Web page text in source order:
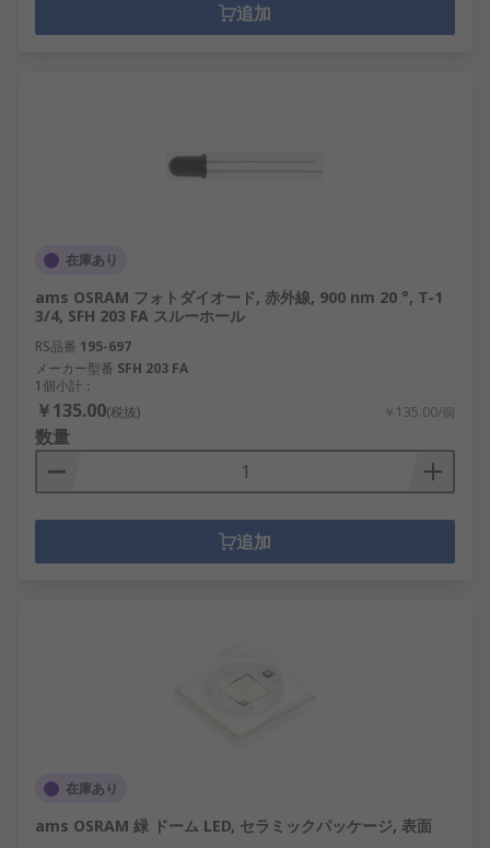
追加
在庫あり
ams OSRAM フォトダイオード, 赤外線, 900 nm 20 °, T-1
3/4, SFH 203 FA スルーホール
RS品番 195-697
メーカー型番 SFH 203 FA
1個小計：
￥135.00(税抜) ￥135.00/個
数量
追加
在庫あり
ams OSRAM 緑 ドーム LED, セラミックパッケージ, 表面